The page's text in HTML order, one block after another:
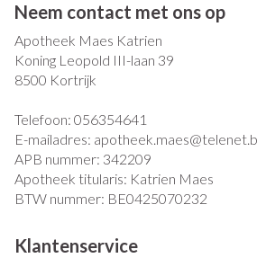
Neem contact met ons op
Apotheek Maes Katrien
Koning Leopold III-laan 39
8500 Kortrijk
Telefoon: 056354641
E-mailadres: apotheek.maes@
APB nummer: 342209
Apotheek titularis: Katrien Maes
BTW nummer: BE0425070232
Klantenservice